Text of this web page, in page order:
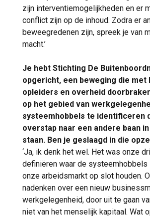
zijn interventiemogelijkheden en er
conflict zijn op de inhoud. Zodra er
beweegredenen zijn, spreek je van
macht.’
Je hebt Stichting De
opgericht, een beweging die met
opleiders en overheid
op het gebied van
systeemhobbels te identificeren
overstap naar een andere baan
staan. Ben je geslaagd in die
‘Ja, ik denk het wel. Het was onze
definiëren waar de
onze arbeidsmarkt op slot houden.
nadenken over een nieuw
werkgelegenheid, door uit te gaan
niet van het menselijk kapitaal. Wat